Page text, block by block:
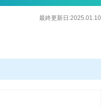
最終更新日:2025.01.10